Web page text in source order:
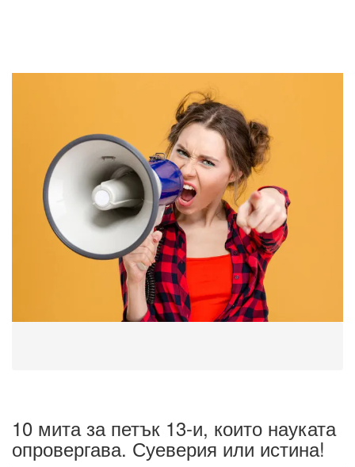
10 мита за петък 13-и, които науката
опровергава. Суеверия или истина!